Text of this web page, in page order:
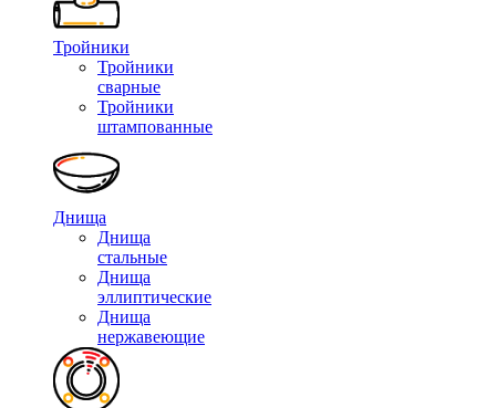
Тройники
Тройники
сварные
Тройники
штампованные
Днища
Днища
стальные
Днища
эллиптические
Днища
нержавеющие